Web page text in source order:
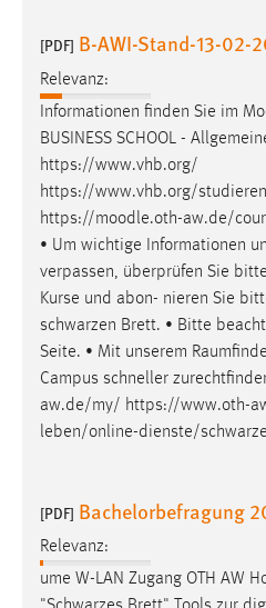
[PDF] B-AWI-Stand-13-02-
Relevanz:
Informationen finden Sie im
BUSINESS SCHOOL -
https://www.vhb.org/
https://www.vhb.org/
https://moodle.oth-aw.de/
• Um wichtige Informationen
verpassen, überprüfen Sie
Kurse und abon- nieren Sie
schwarzen Brett. • Bitte
Seite. • Mit unserem
Campus schneller
aw.de/my/ https://www.oth-
leben/online-dienste/
[PDF] Bachelorbefragung
Relevanz:
ume W-LAN Zugang OTH AW
Anbieter:
Zweck:
Conversion-Tracking
Cookie Laufzeit:
3 Monate
Facebook Pixel
Name:
_fbp
Anbieter:
Facebook
Zweck:
Cookie Laufzeit: